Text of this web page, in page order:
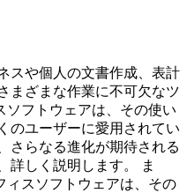
スや個人の文書作成、表計
まざまな作業に不可欠なツ
ソフトウェアは、その使い
のユーザーに愛用されてい
さらなる進化が期待される
詳しく説明します。 ま
ィスソフトウェアは、その